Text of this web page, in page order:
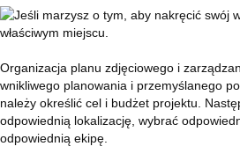
Organizacja planu zdjęciowego i
wnikliwego planowania i przemyślanego
należy określić cel i budżet projektu.
odpowiednią lokalizację, wybrać
odpowiednią ekipę.